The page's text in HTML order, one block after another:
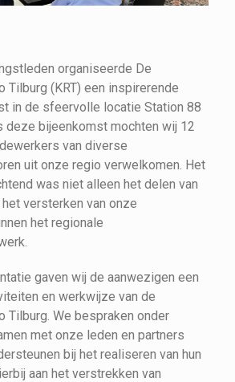
organiseerde De
Tilburg (KRT) een inspirerende
in de sfeervolle locatie Station 88
deze bijeenkomst mochten wij 12
van diverse
uit onze regio verwelkomen. Het
was niet alleen het delen van
versterken van onze
het regionale
gaven wij de aanwezigen een
en werkwijze van de
Tilburg. We bespraken onder
met onze leden en partners
bij het realiseren van hun
aan het verstrekken van